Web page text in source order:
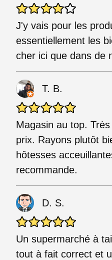
J'y vais pour les
essentiellement les
cher ici que dans de
T. B.
Magasin au top.
prix. Rayons plutôt
hôtesses
recommande.
D. S.
Un supermarché à
tout à fait correct et